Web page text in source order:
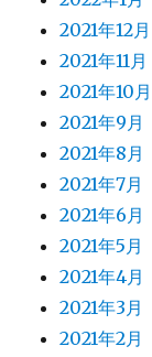
2021年12月
2021年11月
2021年10月
2021年9月
2021年8月
2021年7月
2021年6月
2021年5月
2021年4月
2021年3月
2021年2月